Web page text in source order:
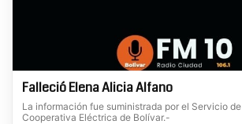
Falleció Elena Alicia Alfano
La información fue suministrada por el Servicio
Cooperativa Eléctrica de Bolívar.-